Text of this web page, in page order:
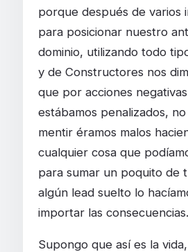
porque después de varios
para posicionar nuestro
dominio, utilizando todo
y de Constructores nos
que por acciones
estábamos penalizados,
mentir éramos malos
cualquier cosa que
para sumar un poquito de
algún lead suelto lo
importar las consecuencias.
Supongo que así es la